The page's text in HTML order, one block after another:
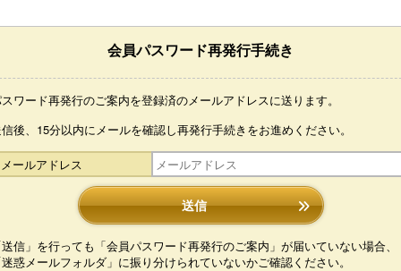
会員パスワード再発行手続き
ワード再発行のご案内を登録済のメールアドレスに送ります。
後、15分以内にメールを確認し再発行手続きをお進めください。
メールアドレス
送信
信」を行っても「会員パスワード再発行のご案内」が届いていない場合、
惑メールフォルダ」に振り分けられていないかご確認ください。